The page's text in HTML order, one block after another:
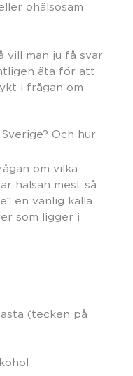
ohälsosam
vill man ju få svar
äta för att
i frågan om
Och hur
om vilka
hälsan mest så
en vanlig källa.
som ligger i
(tecken på